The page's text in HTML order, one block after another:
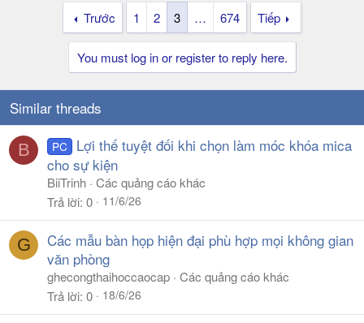
Trước 1 2 3 … 674 Tiếp
You must log in or register to reply here.
Similar threads
B PC
Lợi thế tuyệt đối khi chọn làm móc khóa mica
cho sự kiện
BiiTrinh Các quảng cáo khác
Trả lời 0 11/6/26
G
Các mẫu bàn họp hiện đại phù hợp mọi không gian
văn phòng
ghecongthaihoccaocap Các quảng cáo khác
Trả lời 0 18/6/26